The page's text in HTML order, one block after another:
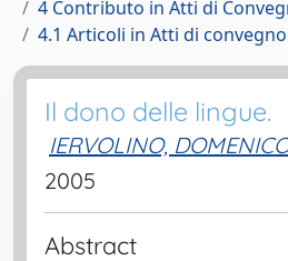
4 Contributo in Atti di
4.1 Articoli in Atti di convegno
Il dono delle lingue.
IERVOLINO,
2005
Abstract